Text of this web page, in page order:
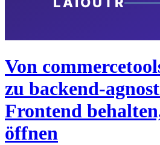
Von
zu backend-
Frontend
öffnen